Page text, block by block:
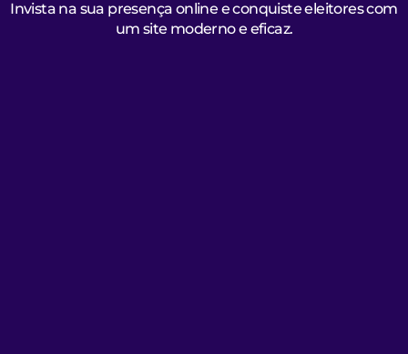
Invista na sua presença online e conquiste eleitores com
um site moderno e eficaz.